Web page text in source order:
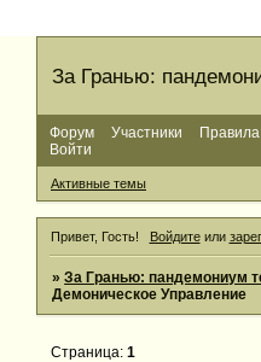
За Гранью:
Форум Участники Правила
Войти
Активные темы
Привет, Гость! Войдитеили
»За Гранью: пандемониум
Демоническое Управление
Страница:1